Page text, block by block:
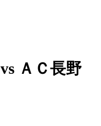
vs ＡＣ長野